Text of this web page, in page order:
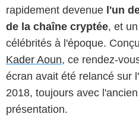
rapidement devenue l'un
de la chaîne cryptée, et
célébrités à l'époque.
Kader Aoun, ce rendez-
écran avait été relancé sur
2018, toujours avec
présentation.